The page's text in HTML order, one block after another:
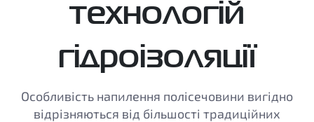
технологій
гідроізоляції
Особливість напилення полісечовини вигідно
відрізняються від більшості традиційних